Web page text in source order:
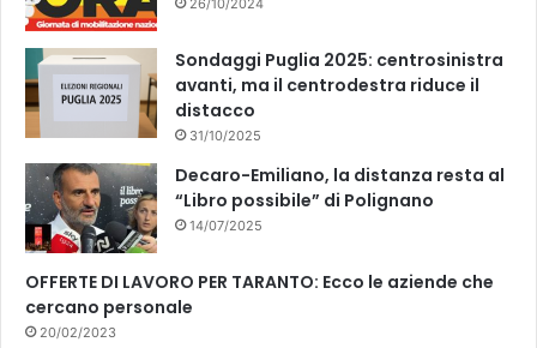
A
T
4
5
Sondaggi Puglia 2025: centrosinistra
avanti, ma il centrodestra riduce il
distacco
31/10/2025
Decaro-Emiliano, la distanza resta al
“Libro possibile” di Polignano
14/07/2025
OFFERTE DI LAVORO PER TARANTO: Ecco le aziende che
cercano personale
20/02/2023